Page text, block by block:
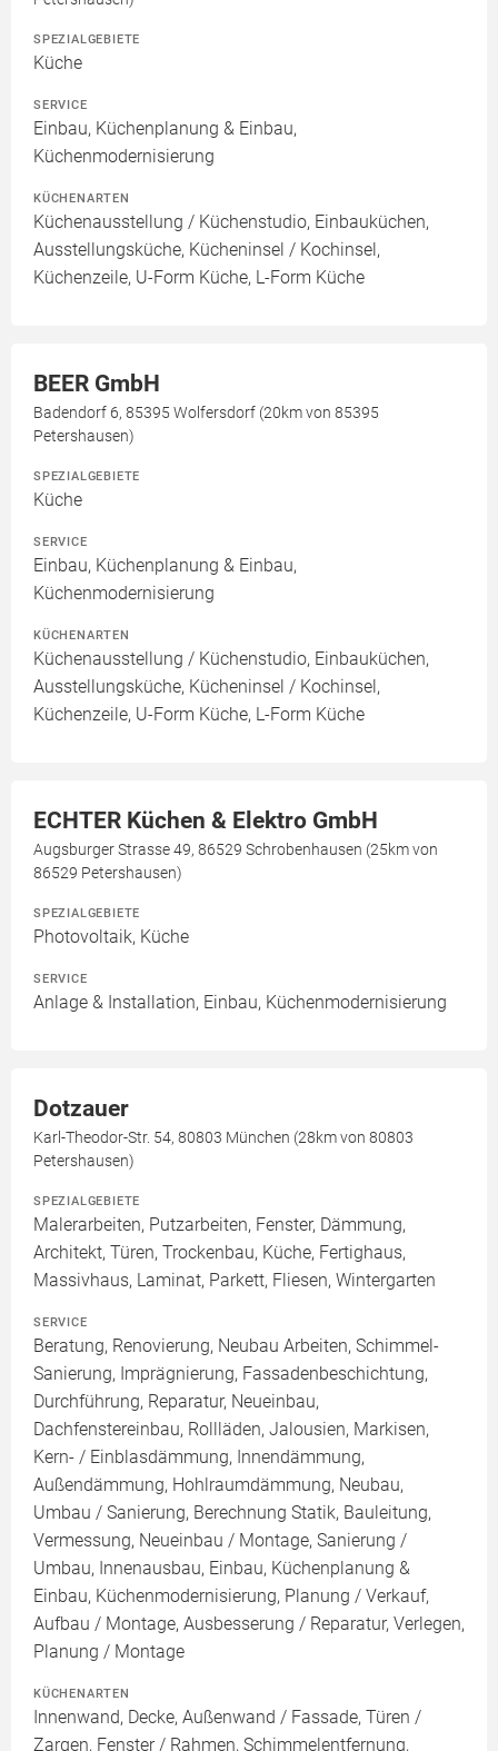
SPEZIALGEBIETE
Küche
SERVICE
Einbau, Küchenplanung & Einbau,
Küchenmodernisierung
KÜCHENARTEN
Küchenausstellung / Küchenstudio, Einbauküchen,
Ausstellungsküche, Kücheninsel / Kochinsel,
Küchenzeile, U-Form Küche, L-Form Küche
BEER GmbH
Badendorf 6, 85395 Wolfersdorf (20km von 85395
Petershausen)
SPEZIALGEBIETE
Küche
SERVICE
Einbau, Küchenplanung & Einbau,
Küchenmodernisierung
KÜCHENARTEN
Küchenausstellung / Küchenstudio, Einbauküchen,
Ausstellungsküche, Kücheninsel / Kochinsel,
Küchenzeile, U-Form Küche, L-Form Küche
ECHTER Küchen & Elektro GmbH
Augsburger Strasse 49, 86529 Schrobenhausen (25km von
86529 Petershausen)
SPEZIALGEBIETE
Photovoltaik, Küche
SERVICE
Anlage & Installation, Einbau, Küchenmodernisierung
Dotzauer
Karl-Theodor-Str. 54, 80803 München (28km von 80803
Petershausen)
SPEZIALGEBIETE
Malerarbeiten, Putzarbeiten, Fenster, Dämmung,
Architekt, Türen, Trockenbau, Küche, Fertighaus,
Massivhaus, Laminat, Parkett, Fliesen, Wintergarten
SERVICE
Beratung, Renovierung, Neubau Arbeiten, Schimmel-
Sanierung, Imprägnierung, Fassadenbeschichtung,
Durchführung, Reparatur, Neueinbau,
Dachfenstereinbau, Rollläden, Jalousien, Markisen,
Kern- / Einblasdämmung, Innendämmung,
Außendämmung, Hohlraumdämmung, Neubau,
Umbau / Sanierung, Berechnung Statik, Bauleitung,
Vermessung, Neueinbau / Montage, Sanierung /
Umbau, Innenausbau, Einbau, Küchenplanung &
Einbau, Küchenmodernisierung, Planung / Verkauf,
Aufbau / Montage, Ausbesserung / Reparatur, Verlegen,
Planung / Montage
KÜCHENARTEN
Innenwand, Decke, Außenwand / Fassade, Türen /
Zargen, Fenster / Rahmen, Schimmelentfernung,